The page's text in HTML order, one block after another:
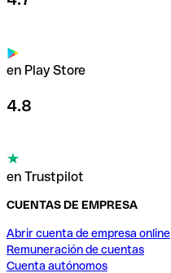
en Play Store
4.8
en Trustpilot
CUENTAS DE EMPRESA
Abrir cuenta de empresa online
Remuneración de cuentas
Cuenta autónomos